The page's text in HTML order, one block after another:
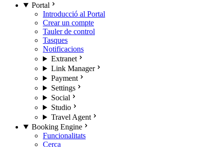
Portal
Introducció al Portal
Crear un compte
Tauler de control
Tasques
Notificacions
Extranet
Link Manager
Payment
Settings
Social
Studio
Travel Agent
Booking Engine
Funcionalitats
Cerca